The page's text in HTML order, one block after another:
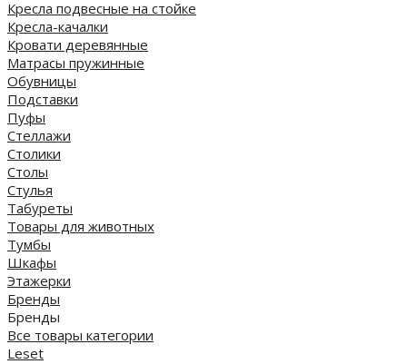
Кресла подвесные на стойке
Кресла-качалки
Кровати деревянные
Матрасы пружинные
Обувницы
Подставки
Пуфы
Стеллажи
Столики
Столы
Стулья
Табуреты
Товары для животных
Тумбы
Шкафы
Этажерки
Бренды
Бренды
Все товары категории
Leset